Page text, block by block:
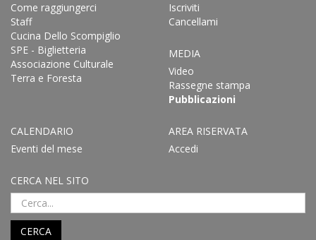
Come raggiungerci
Staff
Cucina Dello Scompiglio
SPE - Biglietteria
Associazione Culturale
Terra e Foresta
Iscriviti
Cancellami
MEDIA
Video
Rassegne stampa
Pubblicazioni
CALENDARIO
Eventi del mese
AREA RISERVATA
Accedi
CERCA NEL SITO
CERCA